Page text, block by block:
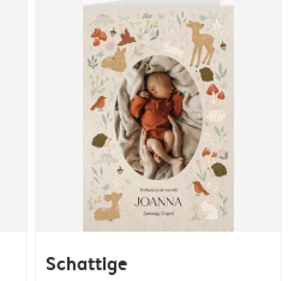
Schattige